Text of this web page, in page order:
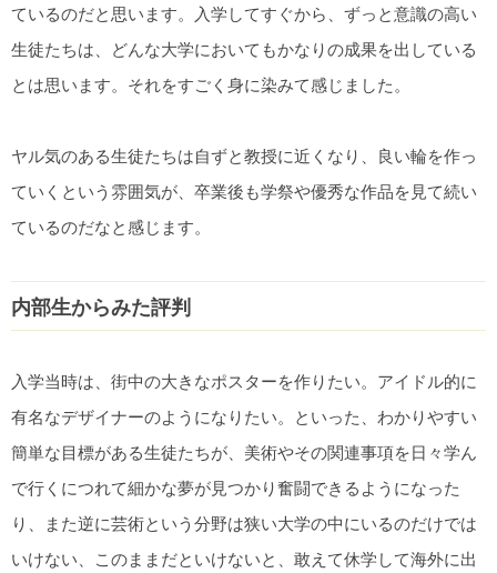
ているのだと思います。入学してすぐから、ずっと意識の高い
生徒たちは、どんな大学においてもかなりの成果を出している
とは思います。それをすごく身に染みて感じました。
ヤル気のある生徒たちは自ずと教授に近くなり、良い輪を作っ
ていくという雰囲気が、卒業後も学祭や優秀な作品を見て続い
ているのだなと感じます。
内部生からみた評判
入学当時は、街中の大きなポスターを作りたい。アイドル的に
有名なデザイナーのようになりたい。といった、わかりやすい
簡単な目標がある生徒たちが、美術やその関連事項を日々学ん
で行くにつれて細かな夢が見つかり奮闘できるようになった
り、また逆に芸術という分野は狭い大学の中にいるのだけでは
いけない、このままだといけないと、敢えて休学して海外に出